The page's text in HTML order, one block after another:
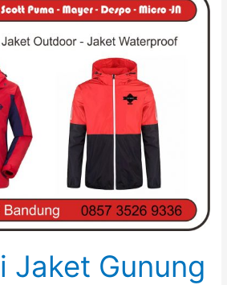
Jaket Gunung